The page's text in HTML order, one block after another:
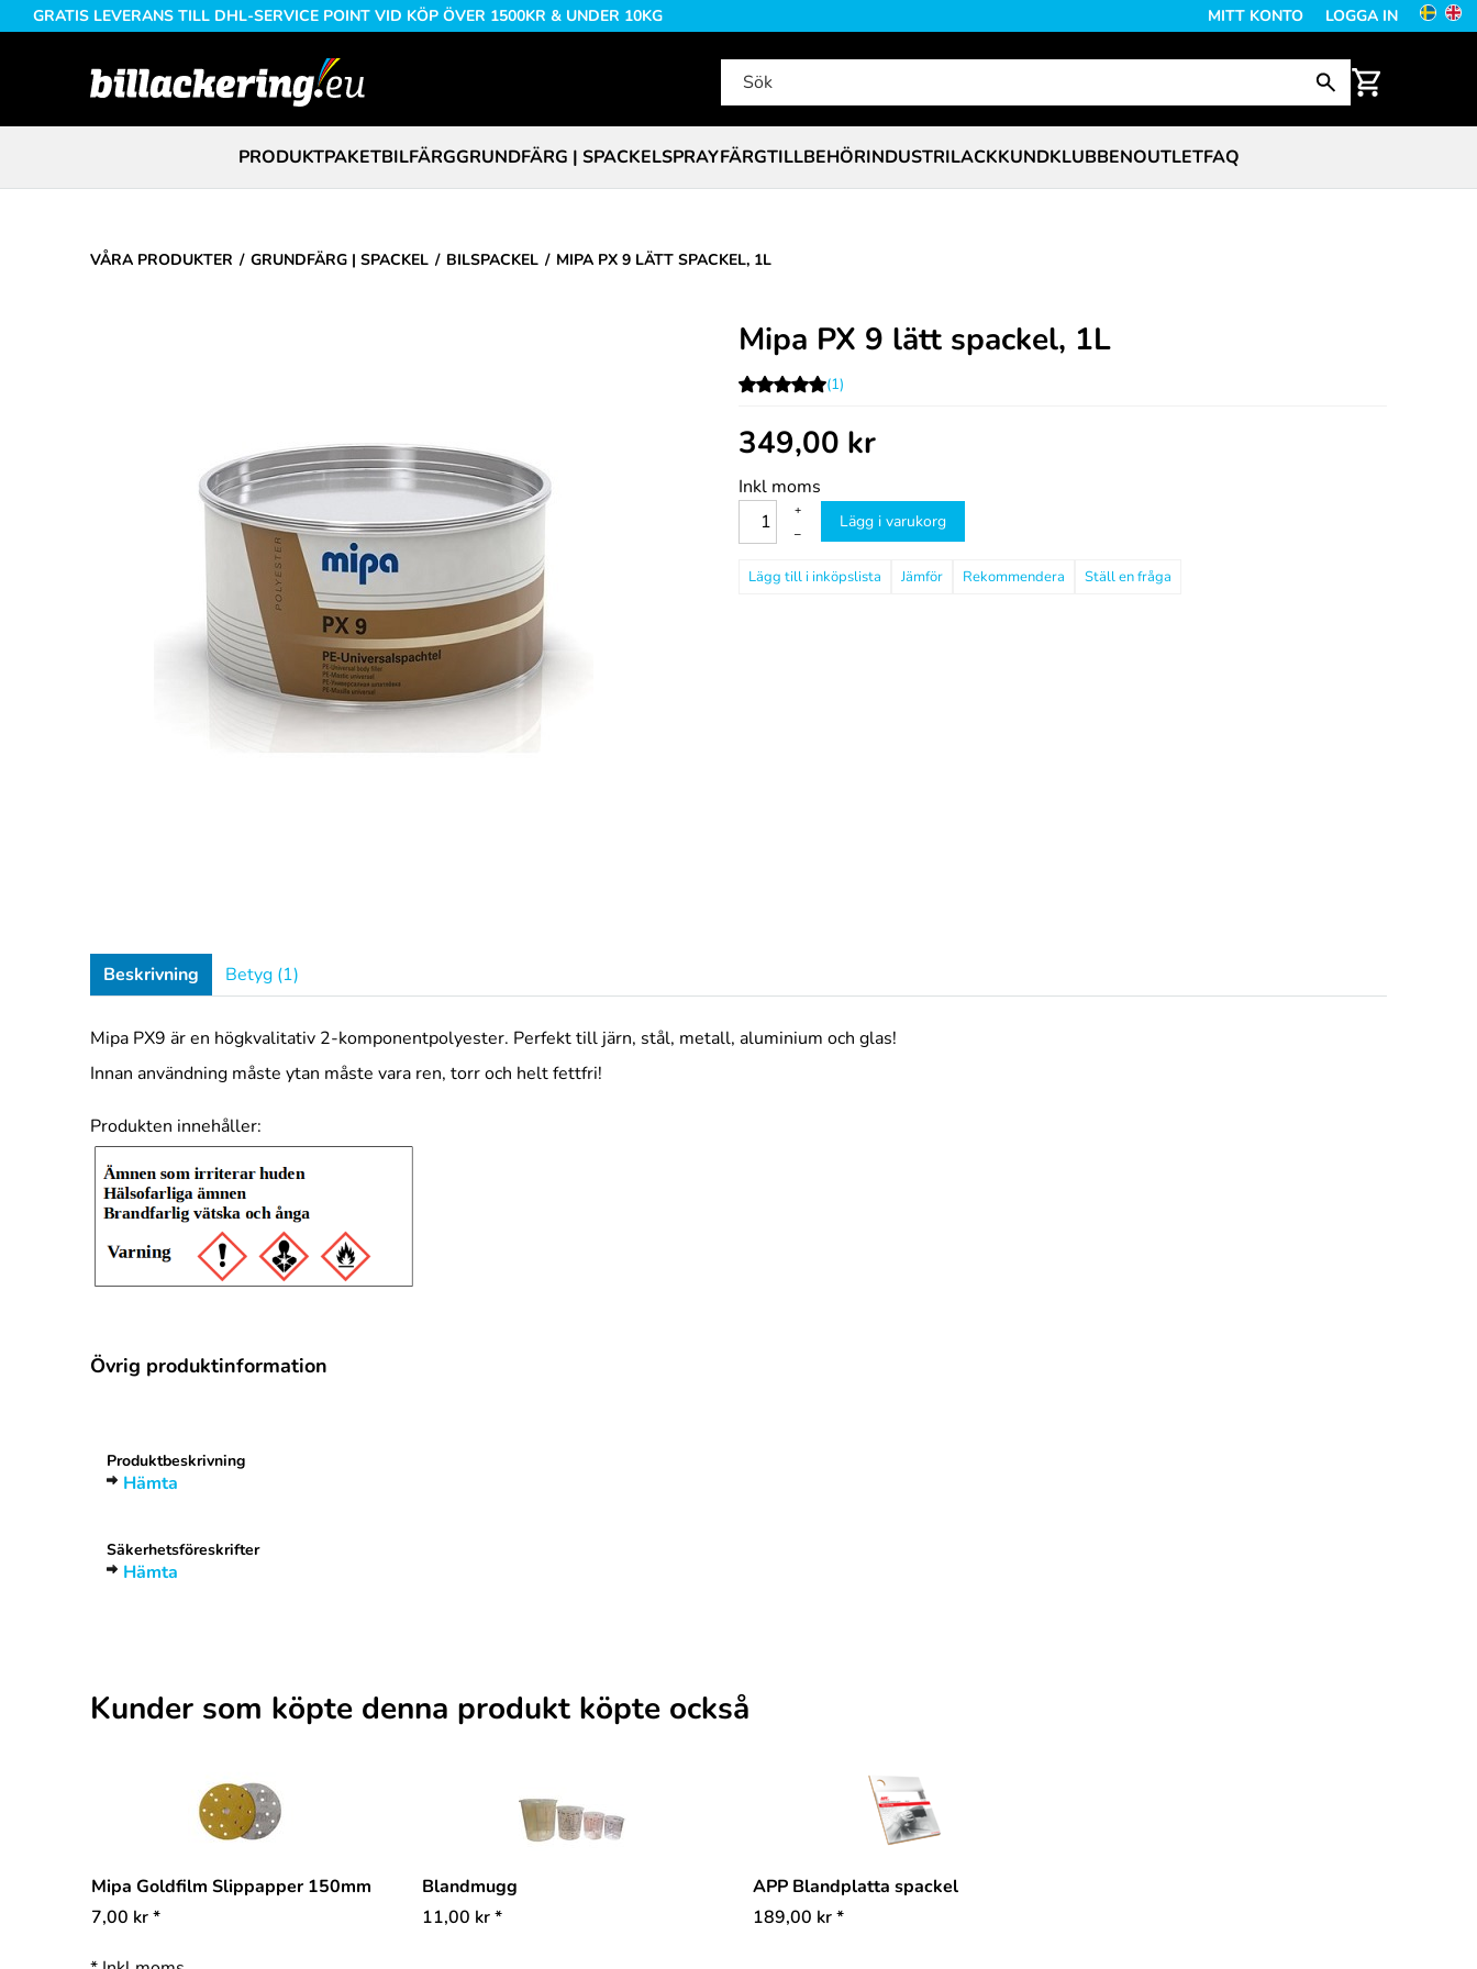
GRATIS LEVERANS TILL DHL-SERVICE POINT VID KÖP ÖVER 1500KR & UNDER 10KG MITT KONTO LOGGA IN
PRODUKTPAKETBILFÄRGGRUNDFÄRG | SPACKELSPRAYFÄRGTILLBEHÖRINDUSTRILACKKUNDKLUBBENOUTLETFAQ
VÅRA PRODUKTER GRUNDFÄRG | SPACKEL BILSPACKEL MIPA PX 9 LÄTT SPACKEL, 1L
Mipa PX 9 lätt spackel, 1L
(1)
349,00 kr
Inkl moms
+
–
Lägg i varukorg
Jämför Rekommendera Ställ en fråga
Beskrivning Betyg (1)
Mipa PX9 är en högkvalitativ 2-komponentpolyester. Perfekt till järn, stål, metall, aluminium och glas!
Innan användning måste ytan måste vara ren, torr och helt fettfri!
Produkten innehåller:
Övrig produktinformation
Produktbeskrivning
Hämta
Säkerhetsföreskrifter
Hämta
Kunder som köpte denna produkt köpte också
Mipa Goldfilm Slippapper 150mm
7,00 kr*
Blandmugg
11,00 kr*
APP Blandplatta spackel
189,00 kr*